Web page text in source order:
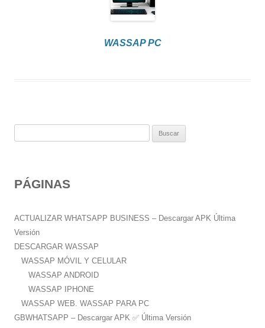
WASSAP PC
a
:
PÁGINAS
ACTUALIZAR WHATSAPP BUSINESS – Descargar APK Última
Versión
DESCARGAR WASSAP
WASSAP MÓVIL Y CELULAR
WASSAP ANDROID
WASSAP IPHONE
WASSAP WEB. WASSAP PARA PC
GBWHATSAPP – Descargar APK ✅️ Última Versión